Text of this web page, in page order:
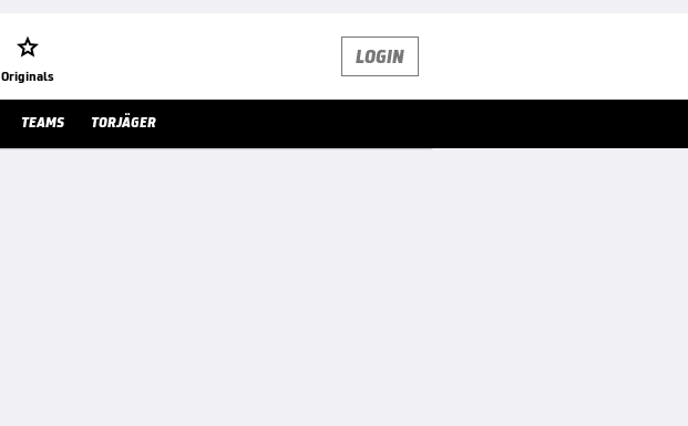

Originals
LOGIN
TEAMS TORJÄGER